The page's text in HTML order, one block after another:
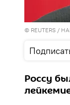
© REUTERS /
Россу